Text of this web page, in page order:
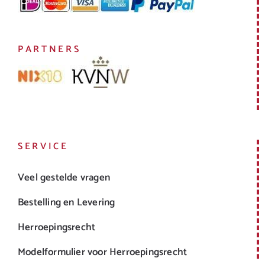
PARTNERS
SERVICE
Veel gestelde vragen
Bestelling en Levering
Herroepingsrecht
Modelformulier voor Herroepingsrecht